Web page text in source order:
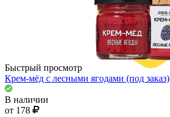
Быстрый просмотр
Крем-мёд с лесными ягодами (под заказ)
В наличии
от 178